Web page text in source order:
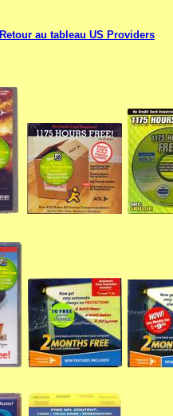
Retour au tableau US Providers